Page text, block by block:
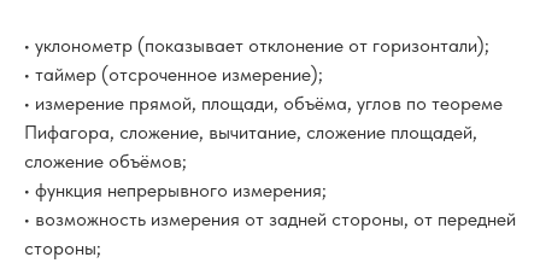
• уклонометр (показывает отклонение от горизонтали);
• таймер (отсроченное измерение);
• измерение прямой, площади, объёма, углов по теореме
Пифагора, сложение, вычитание, сложение площадей,
сложение объёмов;
• функция непрерывного измерения;
• возможность измерения от задней стороны, от передней
стороны;